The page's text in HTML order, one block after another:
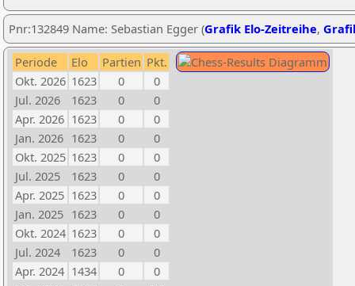
Pnr:132849 Name: Sebastian Egger (Grafik Elo-Zeitreihe,
Periode Elo Partien Pkt.
Okt. 2026 1623 0
0
Jul. 2026
1623 0
0
Apr. 2026 1623 0
0
Jan. 2026 1623 0
0
Okt. 2025 1623 0
0
Jul. 2025
1623 0
0
Apr. 2025 1623 0
0
Jan. 2025 1623 0
0
Okt. 2024 1623 0
0
Jul. 2024
1623 0
0
Apr. 2024 1434 0
0